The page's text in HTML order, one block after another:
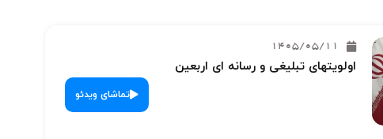
1405/05/11
اولویتهای تبلیغی و رسانه ای اربعین
تماشای ویدئو